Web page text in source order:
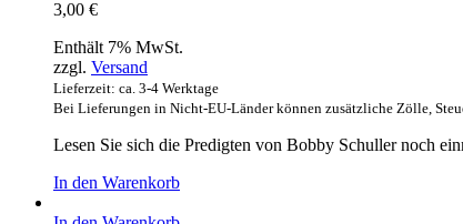
3,00 €
Enthält 7% MwSt.
zzgl. Versand
Lieferzeit: ca. 3-4 Werktage
Bei Lieferungen in Nicht-EU-Länder können zusätzliche Zölle,
Lesen Sie sich die Predigten von Bobby Schuller noch
In den Warenkorb